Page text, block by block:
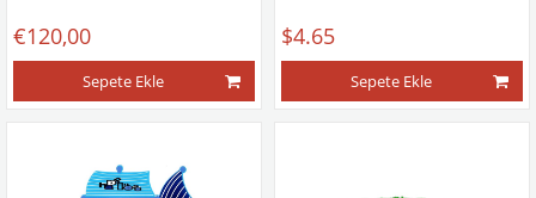
€120,00
Sepete Ekle
$4.65
Sepete Ekle